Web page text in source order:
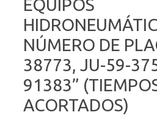
EQUIPOS
NÚMERO DE
38773, JU-59-
91383”
ACORTADOS)